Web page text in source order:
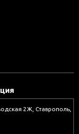
2Ж, Ставрополь,